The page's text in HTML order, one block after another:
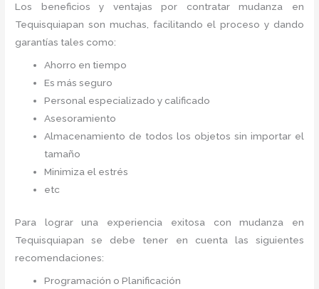
Los beneficios y ventajas por contratar mudanza en
Tequisquiapan son muchas, facilitando el proceso y dando
garantías tales como:
Ahorro en tiempo
Es más seguro
Personal especializado y calificado
Asesoramiento
Almacenamiento de todos los objetos sin importar el
tamaño
Minimiza el estrés
etc
Para lograr una experiencia exitosa con mudanza en
Tequisquiapan
se debe tener en cuenta las siguientes
recomendaciones:
Programación o Planificación